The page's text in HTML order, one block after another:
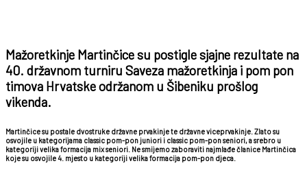
Mažoretkinje Martinčice su postigle sjajne rezultate na
40. državnom turniru Saveza mažoretkinja i pom pon
timova Hrvatske održanom u Šibeniku prošlog
vikenda.
Martinčice su postale dvostruke državne prvakinje te državne viceprvakinje. Zlato su
osvojile u kategorijama classic pom-pon juniori i classic pom-pon seniori, a srebro u
kategoriji velika formacija mix seniori. Ne smijemo zaboraviti najmlađe članice Martinčica
koje su osvojile 4. mjesto u kategoriji velika formacija pom-pon djeca.